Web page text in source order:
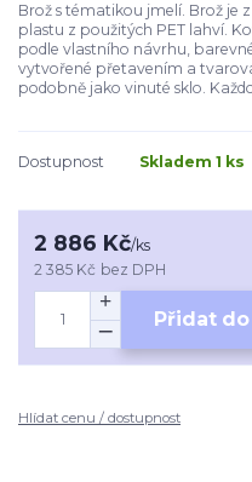
Brož s tématikou jmelí. Brož je
plastu z použitých PET lahví.
podle vlastního návrhu,
vytvořené přetavením a
podobně jako vinuté sklo.
Dostupnost Skladem 1 ks
2 886 Kč/ks
2 385 Kč bez DPH
Přidat
Hlídat cenu / dostupnost